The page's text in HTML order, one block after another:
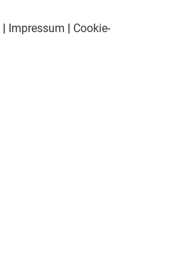
| Impressum | Cookie-